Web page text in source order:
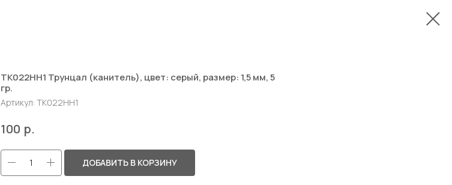
ТК022НН1 Трунцал (канитель), цвет: серый, размер: 1,5 мм, 5
гр.
Артикул: ТК022НН1
100 р.
ДОБАВИТЬ В КОРЗИНУ